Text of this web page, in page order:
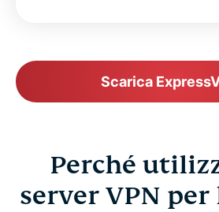
Scarica
Perché
server VPN per